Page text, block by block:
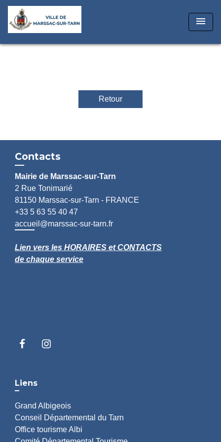
menu
Retour
Contacts
Mairie de Marssac-sur-Tarn
2 Rue Tonimarié
81150 Marssac-sur-Tarn - FRANCE
+33 5 63 55 40 47
accueil@marssac-sur-tarn.fr
Lien vers les HORAIRES et CONTACTS
de chaque service
Liens
Grand Albigeois
Conseil Départemental du Tarn
Office tourisme Albi